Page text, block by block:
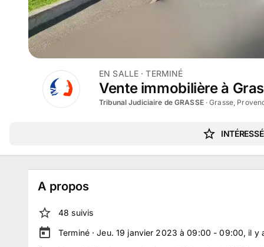
EN SALLE · TERMINÉ
Vente immobilière à
Tribunal Judiciaire de GRASSE·Grasse,
A propos
48 suivis
Terminé ·Jeu. 19 janvier 2023 à 09:00 - 09:00, il y